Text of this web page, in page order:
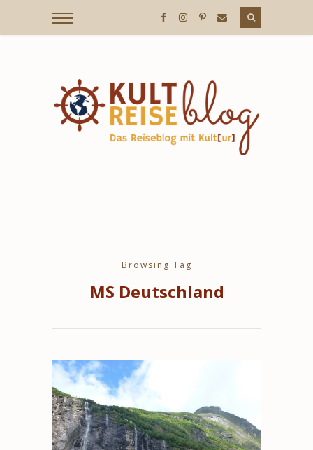
/
KULT[UR]
Browsing Tag
MS Deutschland